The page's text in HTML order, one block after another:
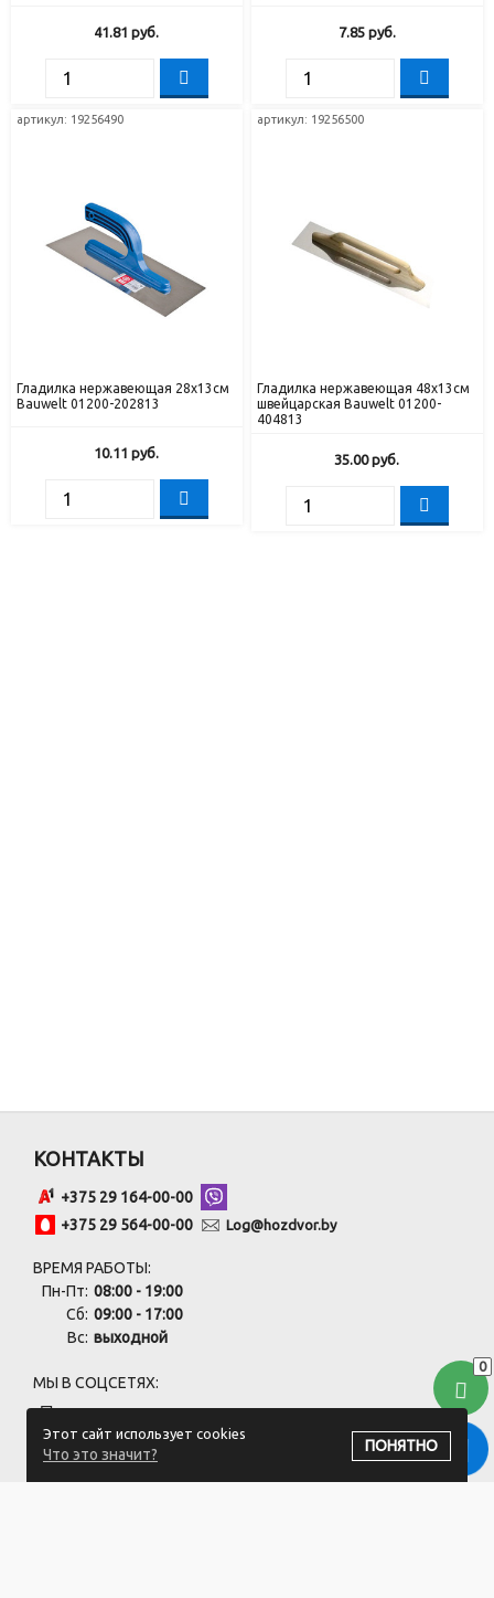
41.81 руб. 7.85руб.
артикул: 19256490
Гладилка нержавеющая 28х13см
Bauwelt 01200-202813
10.11 руб.
артикул: 19256500
Гладилка нержавеющая 48x13см
швейцарская Bauwelt 01200-
404813
35.00руб.
0
Этот сайт использует cookies
Что это значит?
ПОНЯТНО
КОНТАКТЫ
+375 29 164-00-00
+375 29 564-00-00
Log@hozdvor.by
ВРЕМЯ РАБОТЫ:
Пн-Пт: 08:00 - 19:00
Сб: 09:00 - 17:00
Вс: выходной
МЫ В СОЦСЕТЯХ:
ПОДПИСАТЬСЯ НА РАССЫЛКУ